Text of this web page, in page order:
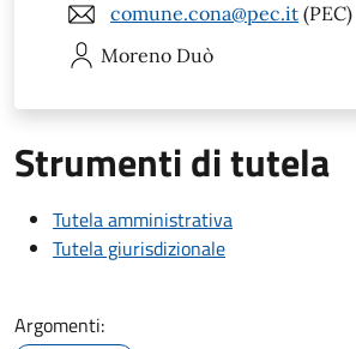
comune.cona@pec.it (PEC)
Moreno Duò
Strumenti di tutela
Tutela amministrativa
Tutela giurisdizionale
Argomenti: